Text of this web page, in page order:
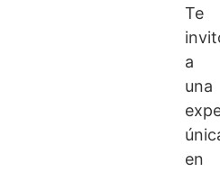
Te
a
una
en